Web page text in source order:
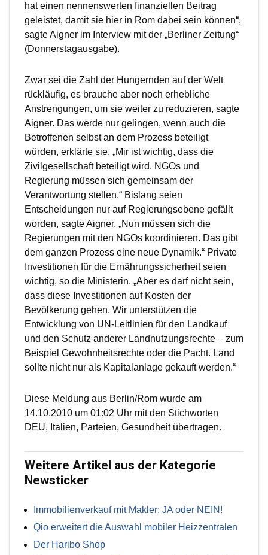
hat einen nennenswerten finanziellen Beitrag
geleistet, damit sie hier in Rom dabei sein können“,
sagte Aigner im Interview mit der „Berliner Zeitung“
(Donnerstagausgabe).
Zwar sei die Zahl der Hungernden auf der Welt
rückläufig, es brauche aber noch erhebliche
Anstrengungen, um sie weiter zu reduzieren, sagte
Aigner. Das werde nur gelingen, wenn auch die
Betroffenen selbst an dem Prozess beteiligt
würden, erklärte sie. „Mir ist wichtig, dass die
Zivilgesellschaft beteiligt wird. NGOs und
Regierung müssen sich gemeinsam der
Verantwortung stellen.“ Bislang seien
Entscheidungen nur auf Regierungsebene gefällt
worden, sagte Aigner. „Nun müssen sich die
Regierungen mit den NGOs koordinieren. Das gibt
dem ganzen Prozess eine neue Dynamik.“ Private
Investitionen für die Ernährungssicherheit seien
wichtig, so die Ministerin. „Aber es darf nicht sein,
dass diese Investitionen auf Kosten der
Bevölkerung gehen. Wir unterstützen die
Entwicklung von UN-Leitlinien für den Landkauf
und den Schutz anderer Landnutzungsrechte – zum
Beispiel Gewohnheitsrechte oder die Pacht. Land
sollte nicht nur als Kapitalanlage gekauft werden.“
Diese Meldung aus Berlin/Rom wurde am
14.10.2010 um 01:02 Uhr mit den Stichworten
DEU, Italien, Parteien, Gesundheit übertragen.
Weitere Artikel aus der Kategorie
Newsticker
Immobilienverkauf mit Makler: JA oder NEIN!
Qio erweitert die Auswahl mobiler Heizzentralen
Der Haribo Shop